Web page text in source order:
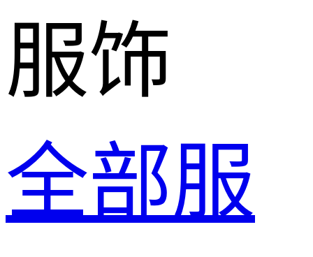
服饰
全部服